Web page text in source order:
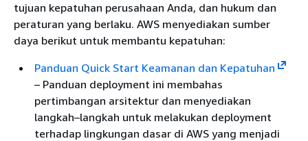
tujuan kepatuhan perusahaan Anda, dan hukum dan
peraturan yang berlaku. AWS menyediakan sumber
daya berikut untuk membantu kepatuhan:
Panduan Quick Start Keamanan dan Kepatuhan
– Panduan deployment ini membahas
pertimbangan arsitektur dan menyediakan
langkah–langkah untuk melakukan deployment
terhadap lingkungan dasar di AWS yang menjadi